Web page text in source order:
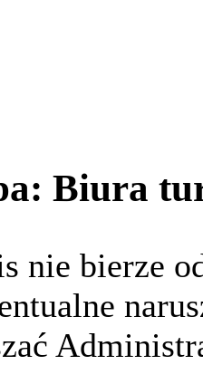
Biura
nie bierze